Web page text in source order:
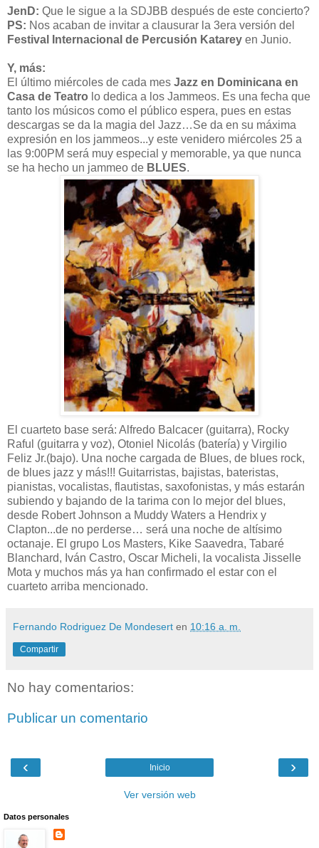
JenD: Que le sigue a la SDJBB después de este concierto?
PS: Nos acaban de invitar a clausurar la 3era versión del
Festival Internacional de Percusión Katarey en Junio.
Y, más:
El último miércoles de cada mes Jazz en Dominicana en
Casa de Teatro lo dedica a los Jammeos. Es una fecha que
tanto los músicos como el público espera, pues en estas
descargas se da la magia del Jazz…Se da en su máxima
expresión en los jammeos...y este venidero miércoles 25 a
las 9:00PM será muy especial y memorable, ya que nunca
se ha hecho un jammeo de BLUES.
El cuarteto base será: Alfredo Balcacer (guitarra), Rocky
Raful (guitarra y voz), Otoniel Nicolás (batería) y Virgilio
Feliz Jr.(bajo). Una noche cargada de Blues, de blues rock,
de blues jazz y más!!! Guitarristas, bajistas, bateristas,
pianistas, vocalistas, flautistas, saxofonistas, y más estarán
subiendo y bajando de la tarima con lo mejor del blues,
desde Robert Johnson a Muddy Waters a Hendrix y
Clapton...de no perderse… será una noche de altísimo
octanaje. El grupo Los Masters, Kike Saavedra, Tabaré
Blanchard, Iván Castro, Oscar Micheli, la vocalista Jisselle
Mota y muchos más ya han confirmado el estar con el
cuarteto arriba mencionado.
Fernando Rodriguez De Mondesert en 10:16 a. m.
Compartir
No hay comentarios:
Publicar un comentario
‹ ›
Inicio
Ver versión web
Datos personales